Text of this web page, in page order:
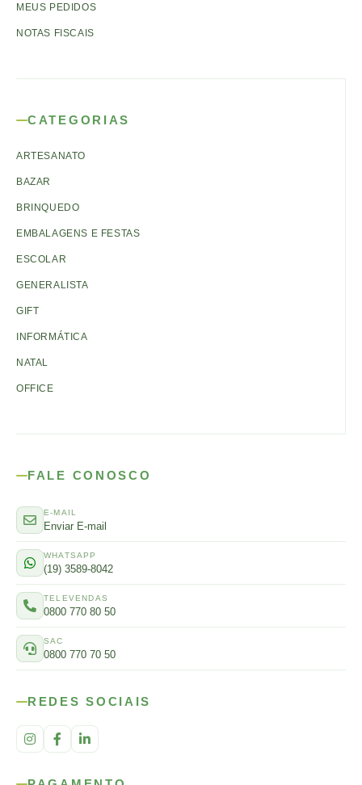
MEUS PEDIDOS
NOTAS FISCAIS
CATEGORIAS
ARTESANATO
BAZAR
BRINQUEDO
EMBALAGENS E FESTAS
ESCOLAR
GENERALISTA
GIFT
INFORMÁTICA
NATAL
OFFICE
FALE CONOSCO
E-MAIL
Enviar E-mail
WHATSAPP
(19) 3589-8042
TELEVENDAS
0800 770 80 50
SAC
0800 770 70 50
REDES SOCIAIS